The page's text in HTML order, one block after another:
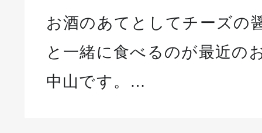
お酒のあてとしてチーズの
と一緒に食べるのが最近の
中山です。…